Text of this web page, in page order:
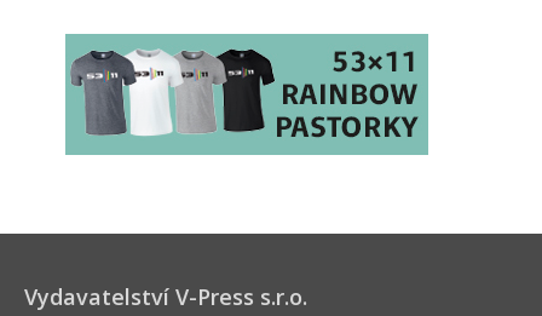
Vydavatelství V-Press s.r.o.